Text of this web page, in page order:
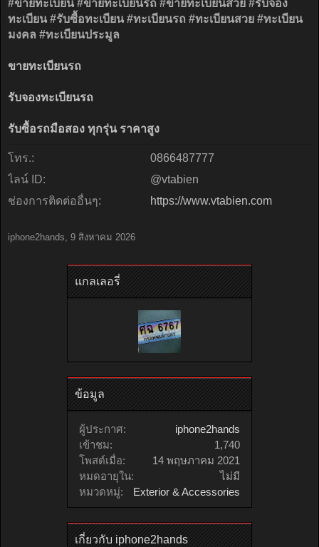
#ขายทะเบียน #ขายทะเบียนรถ #ขายทะเบียนสวย #รับจอง
ทะเบียน #รับซื้อทะเบียน #ทะเบียนรถ #ทะเบียนสวย #ทะเบียน
มงคล #ทะเบียนประมูล
ขายทะเบียนรถ
รับจองทะเบียนรถ
รับซื้อรถมือสอง ทุกรุ่น ราคาสูง
โทร.:
0866487777
ไลน์ ID:
@vtabien
ช่องการติดต่ออื่นๆ:
https://www.vtabien.com
iphone2hands 9 สิงหาคม 2026
แกลเลอรี่
ข้อมูล
ผู้ประกาศ:
iphone2hands
เข้าชม:
1,740
โพสต์เมื่อ:
14 พฤษภาคม 2021
หมดอายุใน:
ไม่มี
หมวดหมู่:
Exterior & Accessories
เกี่ยวกับ iphone2hands